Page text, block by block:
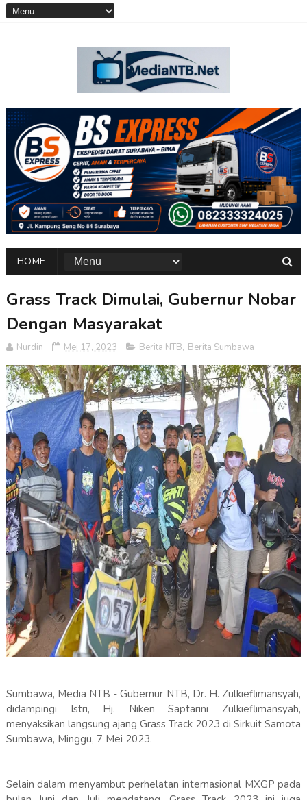
HOME
Grass Track Dimulai, Gubernur Nobar
Dengan Masyarakat
Nurdin Mei 17, 2023 Berita NTB, Berita Sumbawa
Sumbawa, Media NTB - Gubernur NTB, Dr. H. Zulkieflimansyah,
didampingi Istri, Hj. Niken Saptarini Zulkieflimansyah,
menyaksikan langsung ajang Grass Track 2023 di Sirkuit Samota
Sumbawa, Minggu, 7 Mei 2023.
Selain dalam menyambut perhelatan internasional MXGP pada